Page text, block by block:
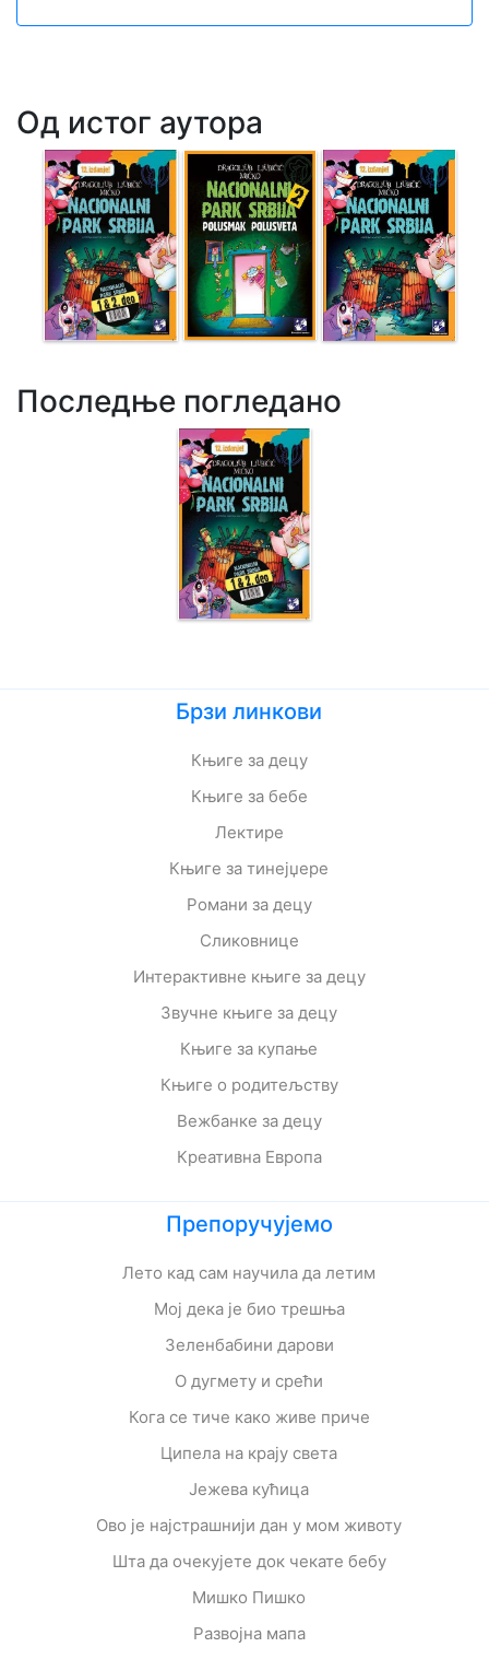
Од истог аутора
Последње погледано
Брзи линкови
Књиге за децу
Књиге за бебе
Лектире
Књиге за тинејџере
Романи за децу
Сликовнице
Интерактивне књиге за децу
Звучне књиге за децу
Књиге за купање
Књиге о родитељству
Вежбанке за децу
Креативна Европа
Препоручујемо
Лето кад сам научила да летим
Мој дека је био трешња
Зеленбабини дарови
О дугмету и срећи
Кога се тиче како живе приче
Ципела на крају света
Јежева кућица
Ово је најстрашнији дан у мом животу
Шта да очекујете док чекате бебу
Мишко Пишко
Развојна мапа